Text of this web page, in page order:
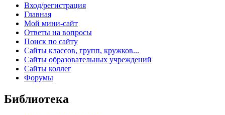
Вход/регистрация
Главная
Мой мини-сайт
Ответы на вопросы
Поиск по сайту
Сайты классов, групп, кружков...
Сайты образовательных учреждений
Сайты коллег
Форумы
Библиотека